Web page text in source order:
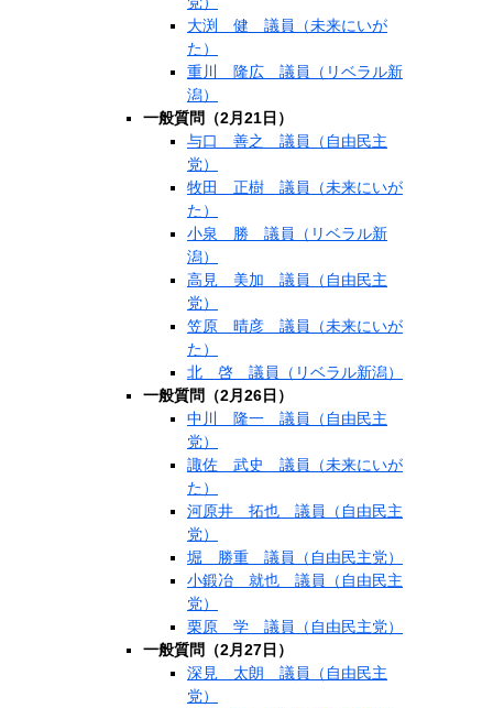
大渕 健 議員（未来にいが
た）
重川 隆広 議員（リベラル新
潟）
一般質問（2月21日）
与口 善之 議員（自由民主
党）
牧田 正樹 議員（未来にいが
た）
小泉 勝 議員（リベラル新
潟）
高見 美加 議員（自由民主
党）
笠原 晴彦 議員（未来にいが
た）
北 啓 議員（リベラル新潟）
一般質問（2月26日）
中川 隆一 議員（自由民主
党）
諏佐 武史 議員（未来にいが
た）
河原井 拓也 議員（自由民主
党）
堀 勝重 議員（自由民主党）
小鍛冶 就也 議員（自由民主
党）
栗原 学 議員（自由民主党）
一般質問（2月27日）
深見 太朗 議員（自由民主
党）